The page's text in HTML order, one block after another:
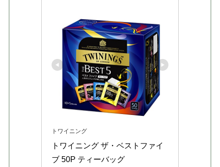
トワイニング
トワイニング ザ・ベストファイ
ブ 50P ティーバッグ